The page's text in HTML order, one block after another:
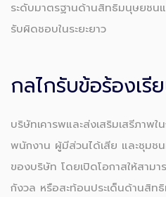
ระดับมาตรฐานด้านสิทธิมนุษยชน
รับผิดชอบในระยะยาว
กลไกรับข้อร้องเรี
บริษัทเคารพและส่งเสริมเสรีภาพ
พนักงาน ผู้มีส่วนได้เสีย และชุมชน
ของบริษัท โดยเปิดโอกาสให้สาม
กังวล หรือสะท้อนประเด็นด้านสิท